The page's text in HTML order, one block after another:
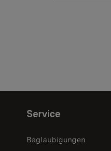
Service
Beglaubigungen